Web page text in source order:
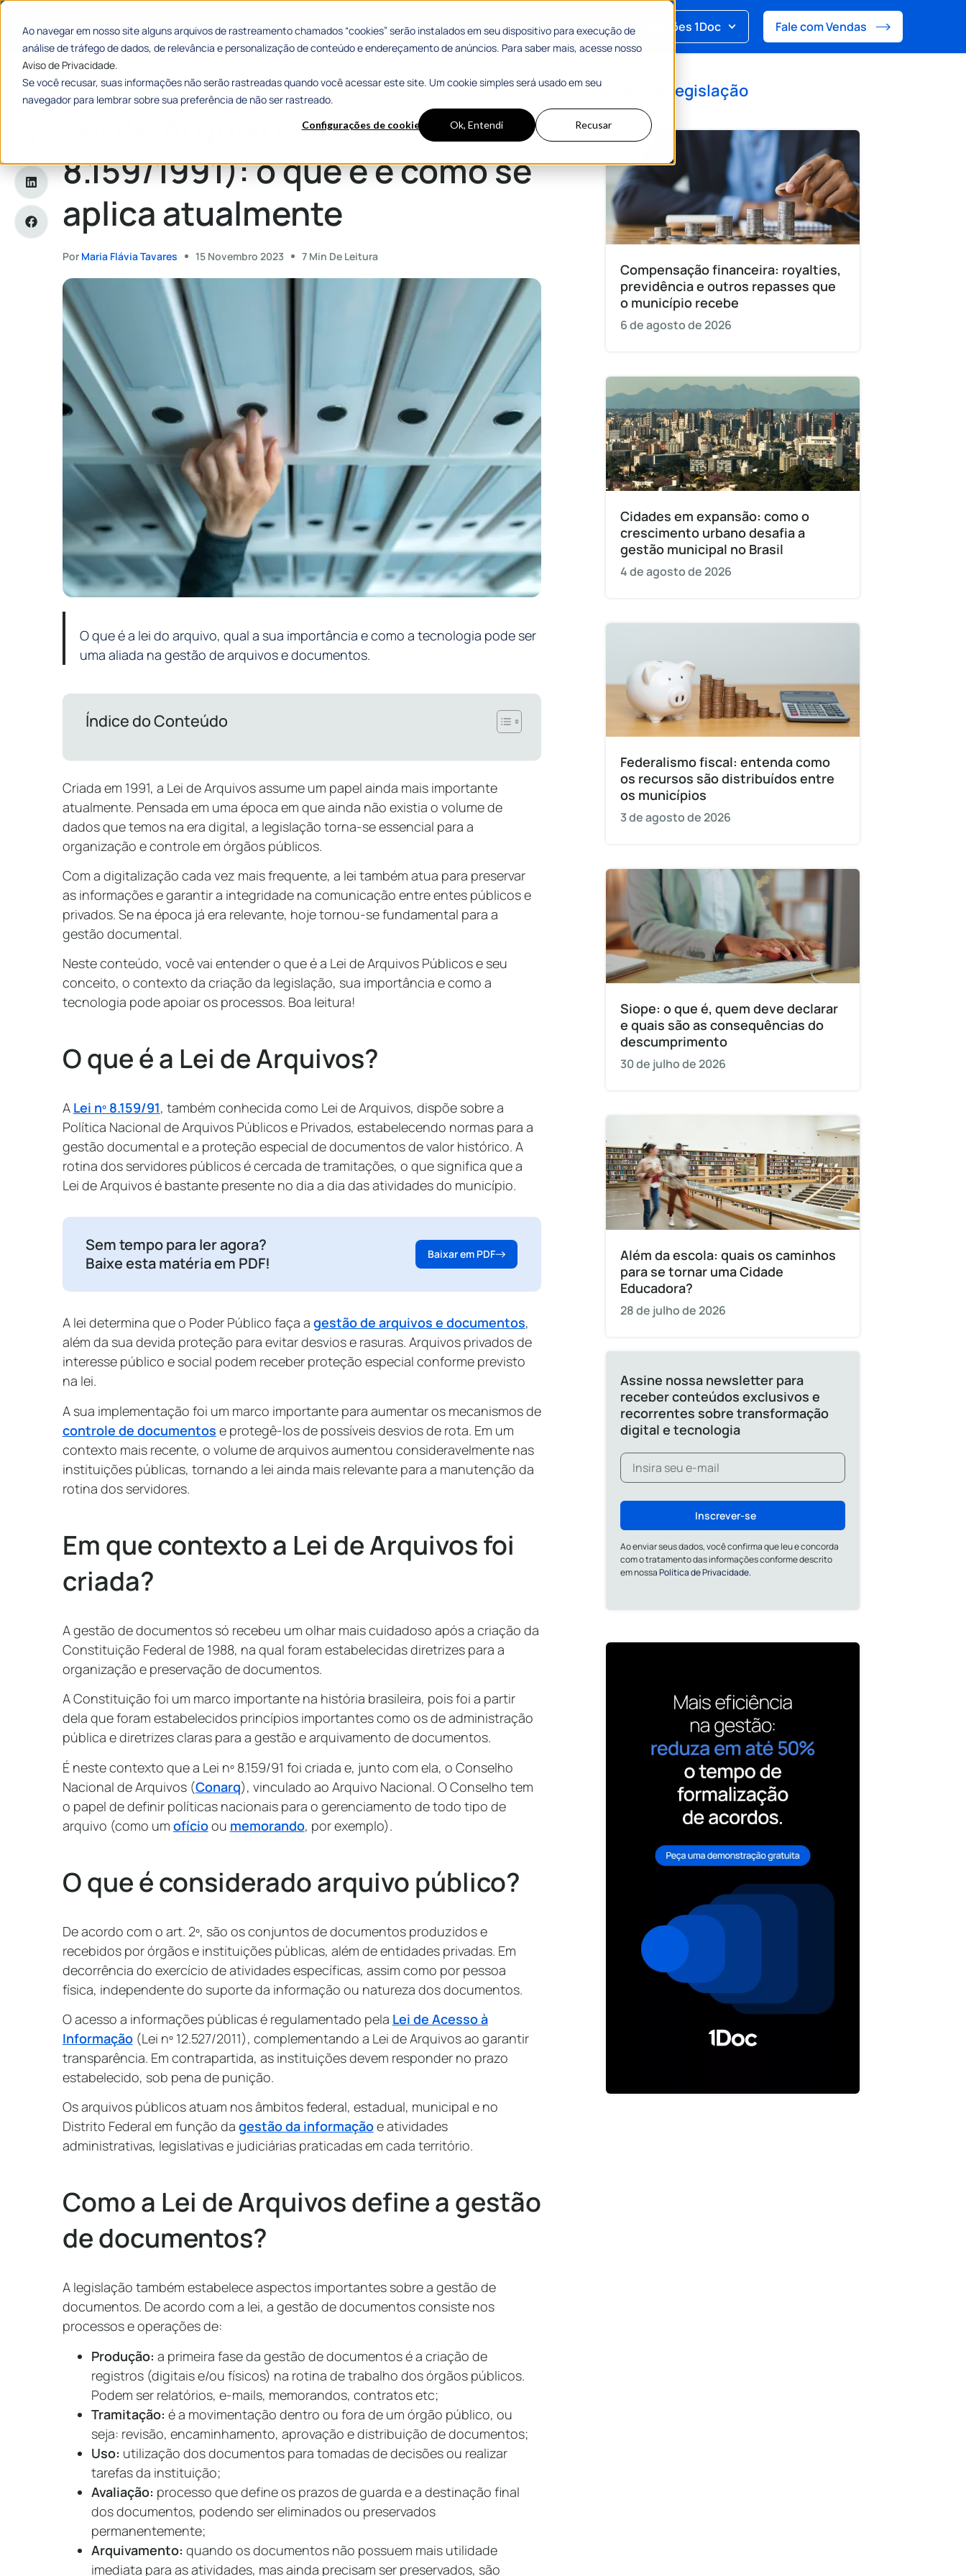
Ao navegar em nosso site alguns arquivos de rastreamento chamados “cookies” serão instalados em seu dispositivo para execução de
análise de tráfego de dados, de relevância e personalização de conteúdo e endereçamento de anúncios. Para saber mais, acesse nosso
Aviso de Privacidade.
Se você recusar, suas informações não serão rastreadas quando você acessar este site. Um cookie simples será usado em seu
navegador para lembrar sobre sua preferência de não ser rastreado.
Configurações de cookies Ok, Entendi Recusar
Categorias Histórias de Sucesso Materiais Gratuitos Soluções 1Doc Fale com Vendas
Home»Lei de Arquivos (Lei nº 8.159/1991): o que é e como se aplica atualmente
Lei de Arquivos (Lei nº
8.159/1991): o que é e como se
aplica atualmente
Por Maria Flávia Tavares 15 Novembro 2023 7 Min De Leitura
O que é a lei do arquivo, qual a sua importância e como a tecnologia pode ser
uma aliada na gestão de arquivos e documentos.
Índice do Conteúdo
Criada em 1991, a Lei de Arquivos assume um papel ainda mais importante
atualmente. Pensada em uma época em que ainda não existia o volume de
dados que temos na era digital, a legislação torna-se essencial para a
organização e controle em órgãos públicos.
Com a digitalização cada vez mais frequente, a lei também atua para preservar
as informações e garantir a integridade na comunicação entre entes públicos e
privados. Se na época já era relevante, hoje tornou-se fundamental para a
gestão documental.
Neste conteúdo, você vai entender o que é a Lei de Arquivos Públicos e seu
conceito, o contexto da criação da legislação, sua importância e como a
tecnologia pode apoiar os processos. Boa leitura!
O que é a Lei de Arquivos?
A Lei nº 8.159/91, também conhecida como Lei de Arquivos, dispõe sobre a
Política Nacional de Arquivos Públicos e Privados, estabelecendo normas para a
gestão documental e a proteção especial de documentos de valor histórico. A
rotina dos servidores públicos é cercada de tramitações, o que significa que a
Lei de Arquivos é bastante presente no dia a dia das atividades do município.
Sem tempo para ler agora?
Baixe esta matéria em PDF!
Baixar em PDF
A lei determina que o Poder Público faça a gestão de arquivos e documentos,
além da sua devida proteção para evitar desvios e rasuras. Arquivos privados de
interesse público e social podem receber proteção especial conforme previsto
na lei.
A sua implementação foi um marco importante para aumentar os mecanismos de
controle de documentos e protegê-los de possíveis desvios de rota. Em um
contexto mais recente, o volume de arquivos aumentou consideravelmente nas
instituições públicas, tornando a lei ainda mais relevante para a manutenção da
rotina dos servidores.
Em que contexto a Lei de Arquivos foi
criada?
A gestão de documentos só recebeu um olhar mais cuidadoso após a criação da
Constituição Federal de 1988, na qual foram estabelecidas diretrizes para a
organização e preservação de documentos.
A Constituição foi um marco importante na história brasileira, pois foi a partir
dela que foram estabelecidos princípios importantes como os de administração
pública e diretrizes claras para a gestão e arquivamento de documentos.
É neste contexto que a Lei nº 8.159/91 foi criada e, junto com ela, o Conselho
Nacional de Arquivos (Conarq), vinculado ao Arquivo Nacional. O Conselho tem
o papel de definir políticas nacionais para o gerenciamento de todo tipo de
arquivo (como um ofícioou memorando, por exemplo).
O que é considerado arquivo público?
De acordo com o art. 2º, são os conjuntos de documentos produzidos e
recebidos por órgãos e instituições públicas, além de entidades privadas. Em
decorrência do exercício de atividades específicas, assim como por pessoa
física, independente do suporte da informação ou natureza dos documentos.
O acesso a informações públicas é regulamentado pela Lei de Acesso à
Informação(Lei nº 12.527/2011), complementando a Lei de Arquivos ao garantir
transparência. Em contrapartida, as instituições devem responder no prazo
estabelecido, sob pena de punição.
Os arquivos públicos atuam nos âmbitos federal, estadual, municipal e no
Distrito Federal em função da gestão da informaçãoe atividades
administrativas, legislativas e judiciárias praticadas em cada território.
Como a Lei de Arquivos define a gestão
de documentos?
A legislação também estabelece aspectos importantes sobre a gestão de
documentos. De acordo com a lei, a gestão de documentos consiste nos
processos e operações de:
Produção: a primeira fase da gestão de documentos é a criação de
registros (digitais e/ou físicos) na rotina de trabalho dos órgãos públicos.
Podem ser relatórios, e-mails, memorandos, contratos etc;
Tramitação: é a movimentação dentro ou fora de um órgão público, ou
seja: revisão, encaminhamento, aprovação e distribuição de documentos;
Uso: utilização dos documentos para tomadas de decisões ou realizar
tarefas da instituição;
Avaliação: processo que define os prazos de guarda e a destinação final
dos documentos, podendo ser eliminados ou preservados
permanentemente;
Arquivamento: quando os documentos não possuem mais utilidade
imediata para as atividades, mas ainda precisam ser preservados, são
Legislação
Compensação financeira: royalties,
previdência e outros repasses que
o município recebe
6 de agosto de 2026
Cidades em expansão: como o
crescimento urbano desafia a
gestão municipal no Brasil
4 de agosto de 2026
Federalismo fiscal: entenda como
os recursos são distribuídos entre
os municípios
3 de agosto de 2026
Siope: o que é, quem deve declarar
e quais são as consequências do
descumprimento
30 de julho de 2026
Além da escola: quais os caminhos
para se tornar uma Cidade
Educadora?
28 de julho de 2026
Assine nossa newsletter para
receber conteúdos exclusivos e
recorrentes sobre transformação
digital e tecnologia
Inscrever-se
Ao enviar seus dados, você confirma que leu e concorda
com o tratamento das informações conforme descrito
em nossaPolítica de Privacidade.